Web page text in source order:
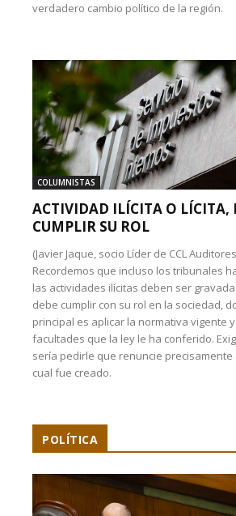
verdadero cambio político de la región.
COLUMNISTAS
ACTIVIDAD ILÍCITA O LÍCITA,
CUMPLIR SU ROL
(Javier Jaque, socio Líder de CCL
Recordemos que incluso los tribunales
las actividades ilícitas deben ser
debe cumplir con su rol en la sociedad,
principal es aplicar la normativa vigente
facultades que la ley le ha conferido.
sería pedirle que renuncie
cual fue creado.
POLÍTICA